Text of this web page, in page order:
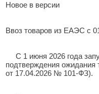
Новое в версии
Ввоз товаров из ЕАЭС с
С 1 июня 2026 года
подтверждения
от 17.04.2026 № 101-ФЗ).